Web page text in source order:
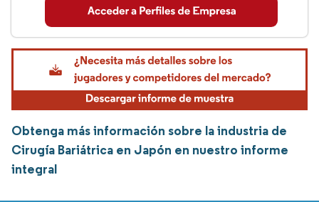
Obtenga más información sobre la industria de
Cirugía Bariátrica en Japón en nuestro informe
integral